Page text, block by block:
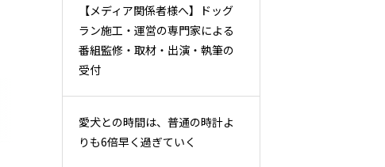
【メディア関係者様へ】ドッグ
ラン施工・運営の専門家による
番組監修・取材・出演・執筆の
受付
愛犬との時間は、普通の時計よ
りも6倍早く過ぎていく